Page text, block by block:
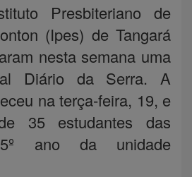
Presbiteriano de
(Ipes) de Tangará
nesta semana uma
Diário da Serra. A
na terça-feira, 19, e
35 estudantes das
ano da unidade